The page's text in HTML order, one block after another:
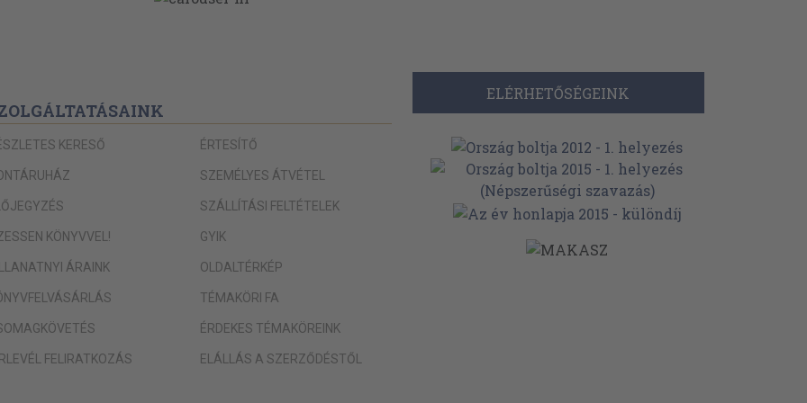
23
278
KERESŐ
KÖNYVVEL!
ÁRAINK
FELIRATKOZÁS
ÉRTESÍTŐ
SZEMÉLYES ÁTVÉTEL
SZÁLLÍTÁSI FELTÉTELEK
GYIK
OLDALTÉRKÉP
TÉMAKÖRI FA
ÉRDEKES TÉMAKÖREINK
ELÁLLÁS A SZERZŐDÉSTŐL
ELÉRHETŐSÉGEINK